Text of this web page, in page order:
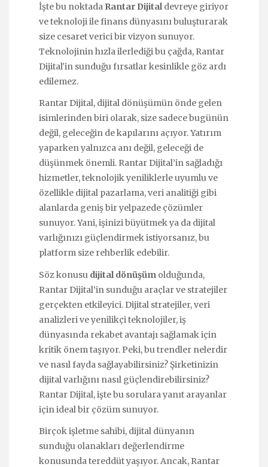
İşte bu noktada Rantar Dijital devreye giriyor
ve teknoloji ile finans dünyasını buluşturarak
size cesaret verici bir vizyon sunuyor.
Teknolojinin hızla ilerlediği bu çağda, Rantar
Dijital'in sunduğu fırsatlar kesinlikle göz ardı
edilemez.
Rantar Dijital, dijital dönüşümün önde gelen
isimlerinden biri olarak, size sadece bugünün
değil, geleceğin de kapılarını açıyor. Yatırım
yaparken yalnızca anı değil, geleceği de
düşünmek önemli. Rantar Dijital’in sağladığı
hizmetler, teknolojik yeniliklerle uyumlu ve
özellikle dijital pazarlama, veri analitiği gibi
alanlarda geniş bir yelpazede çözümler
sunuyor. Yani, işinizi büyütmek ya da dijital
varlığınızı güçlendirmek istiyorsanız, bu
platform size rehberlik edebilir.
Söz konusu dijital dönüşüm olduğunda,
Rantar Dijital’in sunduğu araçlar ve stratejiler
gerçekten etkileyici. Dijital stratejiler, veri
analizleri ve yenilikçi teknolojiler, iş
dünyasında rekabet avantajı sağlamak için
kritik önem taşıyor. Peki, bu trendler nelerdir
ve nasıl fayda sağlayabilirsiniz? Şirketinizin
dijital varlığını nasıl güçlendirebilirsiniz?
Rantar Dijital, işte bu sorulara yanıt arayanlar
için ideal bir çözüm sunuyor.
Birçok işletme sahibi, dijital dünyanın
sunduğu olanakları değerlendirme
konusunda tereddüt yaşıyor. Ancak, Rantar